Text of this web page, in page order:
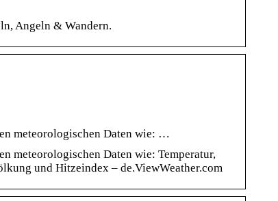
Angeln & Wandern.
meteorologischen Daten wie: …
meteorologischen Daten wie: Temperatur,
und Hitzeindex – de.ViewWeather.com